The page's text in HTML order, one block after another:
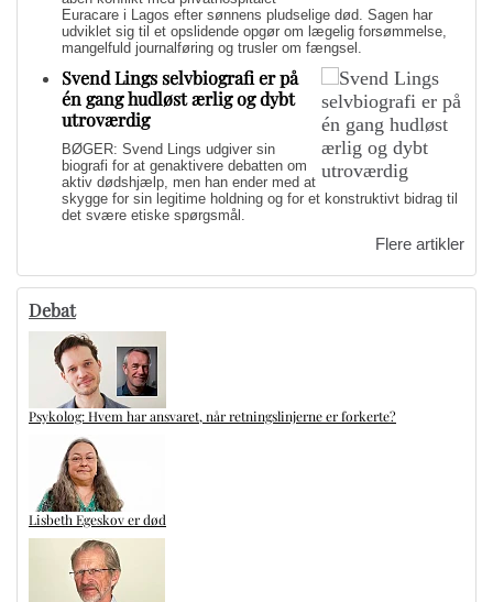
Euracare i Lagos efter sønnens pludselige død. Sagen har
udviklet sig til et opslidende opgør om lægelig forsømmelse,
mangelfuld journalføring og trusler om fængsel.
Svend Lings selvbiografi er på
én gang hudløst ærlig og dybt
utroværdig
BØGER: Svend Lings udgiver sin
biografi for at genaktivere debatten om
aktiv dødshjælp, men han ender med at
skygge for sin legitime holdning og for et konstruktivt bidrag til
det svære etiske spørgsmål.
Flere artikler
Debat
Psykolog: Hvem har ansvaret, når retningslinjerne er forkerte?
Lisbeth Egeskov er død